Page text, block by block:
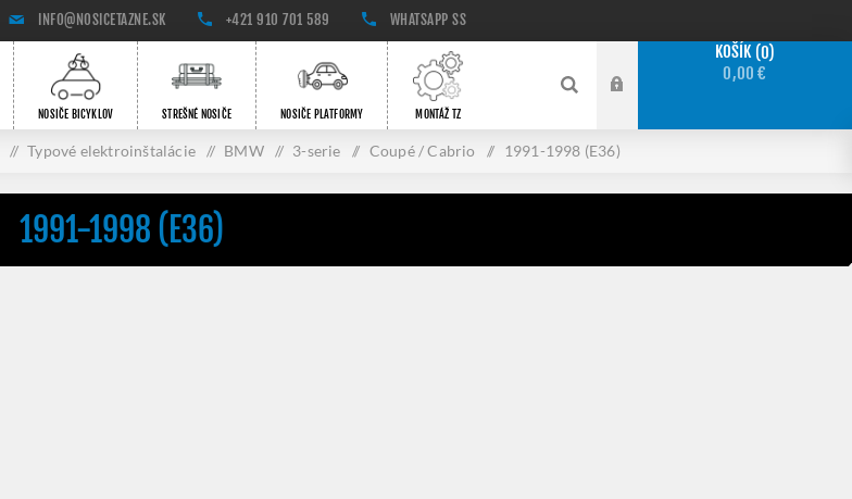
INFO@NOSICETAZNE.SK +421 910 701 589 WHATSAPP SS
NOSIČE BICYKLOV STREŠNÉ NOSIČE NOSIČE PLATFORMY MONTÁŽ TZ
KOŠÍK 0
0,00 €
/ Typové elektroinštalácie / BMW / 3-serie / Coupé / Cabrio / 1991-1998 (E36)
1991-1998 (E36)